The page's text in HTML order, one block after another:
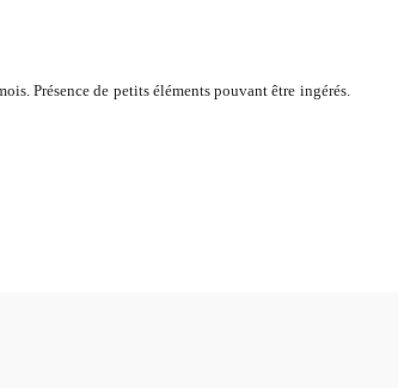
Présence de petits éléments pouvant être ingérés.